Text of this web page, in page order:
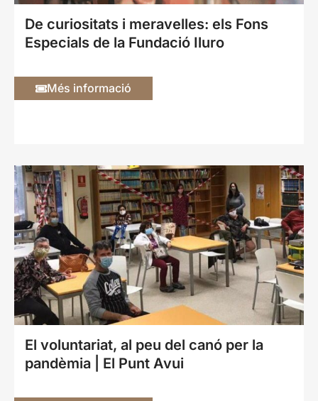
De curiositats i meravelles: els Fons
Especials de la Fundació Iluro
Més informació
El voluntariat, al peu del canó per la
pandèmia | El Punt Avui